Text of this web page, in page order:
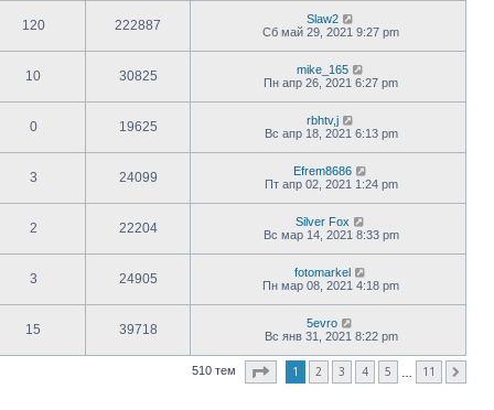
120 222887
Slaw2
Сб май 29, 2021 9:27 pm
10 30825
mike_165
Пн апр 26, 2021 6:27 pm
0 19625
rbhtv,j
Вс апр 18, 2021 6:13 pm
3 24099
Efrem8686
Пт апр 02, 2021 1:24 pm
2 22204
Silver Fox
Вс мар 14, 2021 8:33 pm
3 24905
fotomarkel
Пн мар 08, 2021 4:18 pm
15 39718
5evro
Вс янв 31, 2021 8:22 pm
510 тем Страница из11
1 2 3 4 5 11